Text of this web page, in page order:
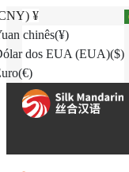
¥
chinês(¥)
dos EUA (EUA)($)
(€)